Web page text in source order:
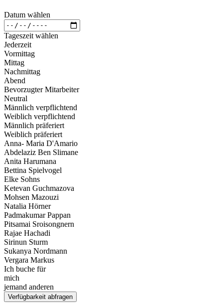
Datum wählen
Tageszeit wählen
Jederzeit
Vormittag
Mittag
Nachmittag
Abend
Bevorzugter Mitarbeiter
Neutral
Männlich verpflichtend
Weiblich verpflichtend
Männlich präferiert
Weiblich präferiert
Anna- Maria D'Amario
Abdelaziz Ben Slimane
Anita Harumana
Bettina Spielvogel
Elke Sohns
Ketevan Guchmazova
Mohsen Mazouzi
Natalia Hörner
Padmakumar Pappan
Pitsamai Sroisongnern
Rajae Hachadi
Sirinun Sturm
Sukanya Nordmann
Vergara Markus
Ich buche für
mich
jemand anderen
Verfügbarkeit abfragen